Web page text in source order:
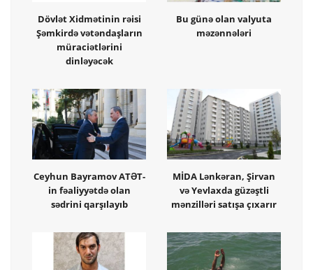
Dövlət Xidmətinin rəisi
Şəmkirdə vətəndaşların
müraciətlərini
dinləyəcək
Bu günə olan valyuta
məzənnələri
Ceyhun Bayramov ATƏT-
in fəaliyyətdə olan
sədrini qarşılayıb
MİDA Lənkəran, Şirvan
və Yevlaxda güzəştli
mənzilləri satışa çıxarır